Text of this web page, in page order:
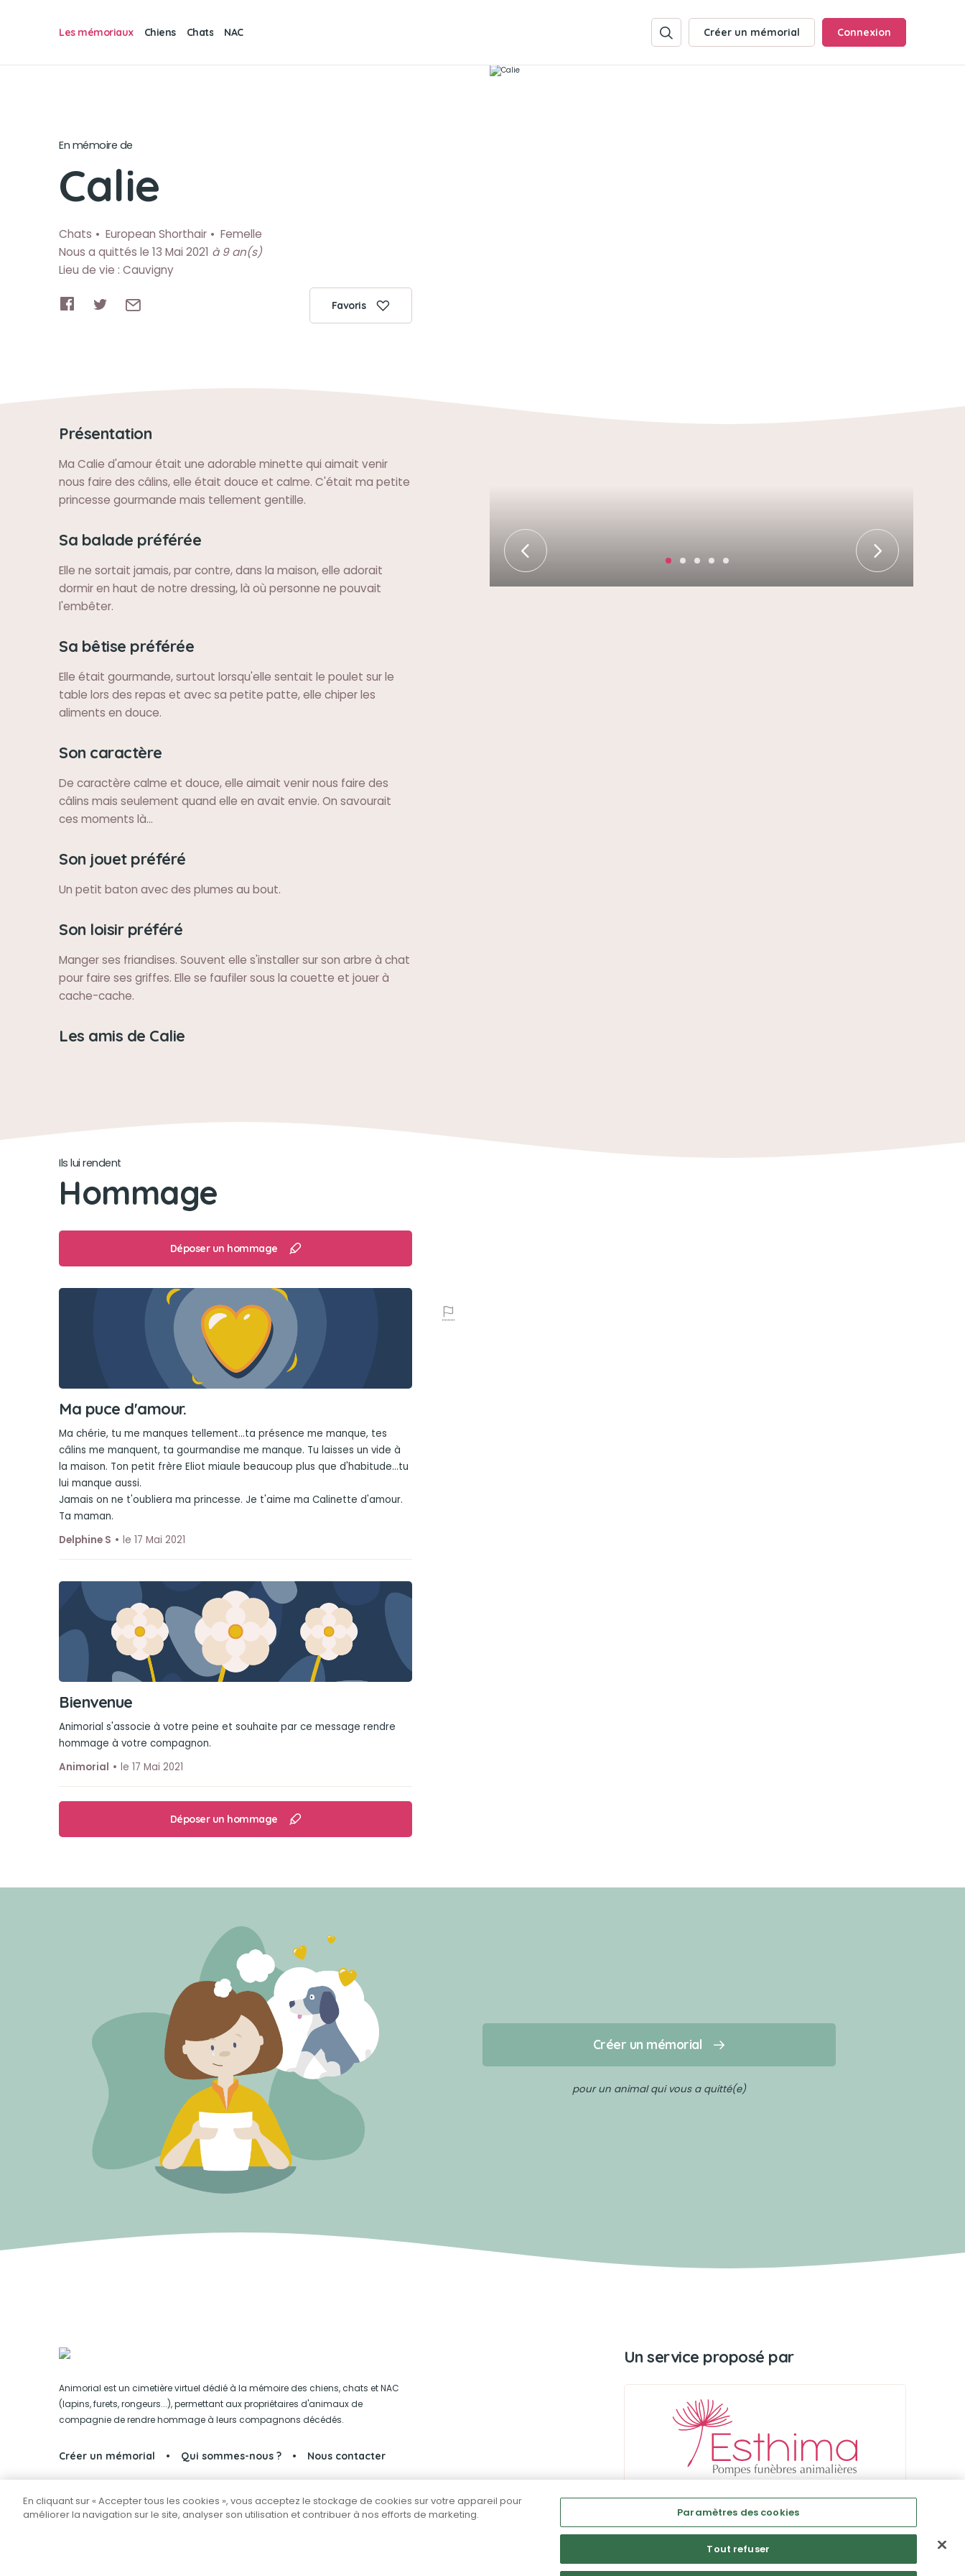
Les mémoriaux Chiens Chats NAC Créer un mémorial Connexion
En mémoire de
Calie
Chats European Shorthair
Femelle
Nous a quittés le 13 Mai 2021 à 9 an(s)
Lieu de vie : Cauvigny
Favoris
Présentation
Ma Calie d'amour était une adorable minette qui aimait venir
nous faire des câlins, elle était douce et calme. C'était ma petite
princesse gourmande mais tellement gentille.
Sa balade préférée
Elle ne sortait jamais, par contre, dans la maison, elle adorait
dormir en haut de notre dressing, là où personne ne pouvait
l'embêter.
Sa bêtise préférée
Elle était gourmande, surtout lorsqu'elle sentait le poulet sur le
table lors des repas et avec sa petite patte, elle chiper les
aliments en douce.
Son caractère
De caractère calme et douce, elle aimait venir nous faire des
câlins mais seulement quand elle en avait envie. On savourait
ces moments là...
Son jouet préféré
Un petit baton avec des plumes au bout.
Son loisir préféré
Manger ses friandises. Souvent elle s'installer sur son arbre à chat
pour faire ses griffes. Elle se faufiler sous la couette et jouer à
cache-cache.
Les amis de Calie
Ils lui rendent
Hommage
Déposer un hommage
Ma puce d'amour.
Ma chérie, tu me manques tellement...ta présence me manque, tes
câlins me manquent, ta gourmandise me manque. Tu laisses un vide à
la maison. Ton petit frère Eliot miaule beaucoup plus que d'habitude...tu
lui manque aussi.
Jamais on ne t'oubliera ma princesse. Je t'aime ma Calinette d'amour.
Ta maman.
Delphine S
le 17 Mai 2021
Bienvenue
Animorial s'associe à votre peine et souhaite par ce message rendre
hommage à votre compagnon.
Animorial
le 17 Mai 2021
Déposer un hommage
Créer un mémorial
pour un animal qui vous a quitté(e)
Animorial est un cimetière virtuel dédié à la mémoire des chiens, chats et NAC
(lapins, furets, rongeurs...), permettant aux propriétaires d'animaux de
compagnie de rendre hommage à leurs compagnons décédés.
Créer un mémorial Qui sommes-nous ? Nous contacter
Partager sur Facebook
Un service proposé par
En cliquant sur « Accepter tous les cookies », vous acceptez le stockage de cookies sur votre appareil pour
améliorer la navigation sur le site, analyser son utilisation et contribuer à nos efforts de marketing.
Paramètres des cookies
Tout refuser